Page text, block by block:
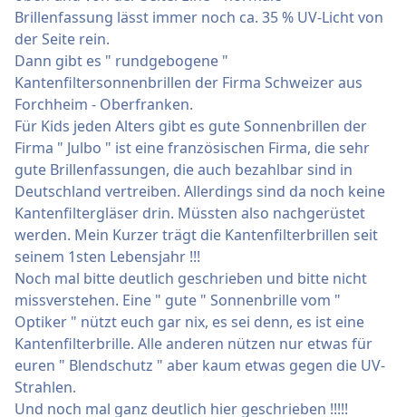
Brillenfassung lässt immer noch ca. 35 % UV-Licht von
der Seite rein.
Dann gibt es " rundgebogene "
Kantenfiltersonnenbrillen der Firma Schweizer aus
Forchheim - Oberfranken.
Für Kids jeden Alters gibt es gute Sonnenbrillen der
Firma " Julbo " ist eine französischen Firma, die sehr
gute Brillenfassungen, die auch bezahlbar sind in
Deutschland vertreiben. Allerdings sind da noch keine
Kantenfiltergläser drin. Müssten also nachgerüstet
werden. Mein Kurzer trägt die Kantenfilterbrillen seit
seinem 1sten Lebensjahr !!!
Noch mal bitte deutlich geschrieben und bitte nicht
missverstehen. Eine " gute " Sonnenbrille vom "
Optiker " nützt euch gar nix, es sei denn, es ist eine
Kantenfilterbrille. Alle anderen nützen nur etwas für
euren " Blendschutz " aber kaum etwas gegen die UV-
Strahlen.
Und noch mal ganz deutlich hier geschrieben !!!!!